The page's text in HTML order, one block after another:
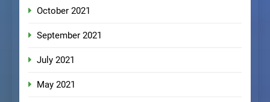
October 2021
September 2021
July 2021
May 2021